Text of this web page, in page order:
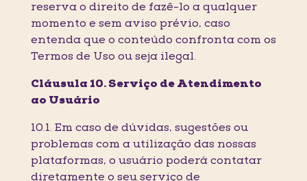
reserva o direito de fazê-lo a qualquer
momento e sem aviso prévio, caso
entenda que o conteúdo confronta com os
Termos de Uso ou seja ilegal.
Cláusula 10. Serviço de Atendimento
ao Usuário
10.1. Em caso de dúvidas, sugestões ou
problemas com a utilização das nossas
plataformas, o usuário poderá contatar
diretamente o seu serviço de